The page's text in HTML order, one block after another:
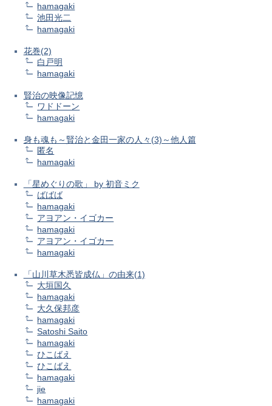
hamagaki
池田光二
hamagaki
花巻(2)
白戸明
hamagaki
賢治の映像記憶
ワドドーン
hamagaki
身も魂も～賢治と金田一家の人々(3)～他人篇
匿名
hamagaki
「星めぐりの歌」 by 初音ミク
ばばば
hamagaki
アヨアン・イゴカー
hamagaki
アヨアン・イゴカー
hamagaki
「山川草木悉皆成仏」の由来(1)
大垣国久
hamagaki
大久保邦彦
hamagaki
Satoshi Saito
hamagaki
ひこばえ
ひこばえ
hamagaki
jie
hamagaki